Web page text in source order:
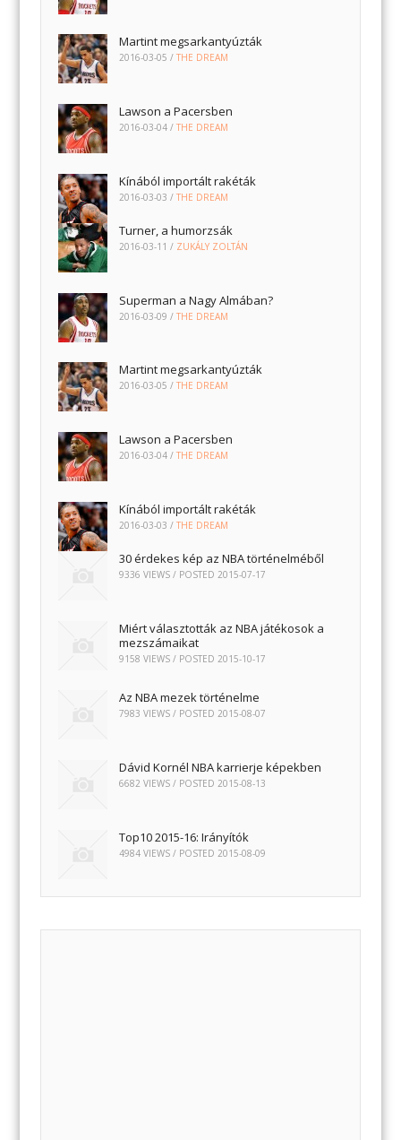
Martint megsarkantyúzták
2016-03-05 /THE DREAM
Lawson a Pacersben
2016-03-04 /THE DREAM
Kínából importált rakéták
2016-03-03 /THE DREAM
Turner, a humorzsák
2016-03-11 / ZUKÁLY ZOLTÁN
Superman a Nagy Almában?
2016-03-09 /THE DREAM
Martint megsarkantyúzták
2016-03-05 /THE DREAM
Lawson a Pacersben
2016-03-04 /THE DREAM
Kínából importált rakéták
2016-03-03 /THE DREAM
30 érdekes kép az NBA történelméből
9336 VIEWS / POSTED 2015-07-17
Miért választották az NBA játékosok a
mezszámaikat
9158 VIEWS / POSTED 2015-10-17
Az NBA mezek történelme
7983 VIEWS / POSTED2015-08-07
Dávid Kornél NBA karrierje képekben
6682 VIEWS / POSTED2015-08-13
Top10 2015-16: Irányítók
4984 VIEWS / POSTED 2015-08-09